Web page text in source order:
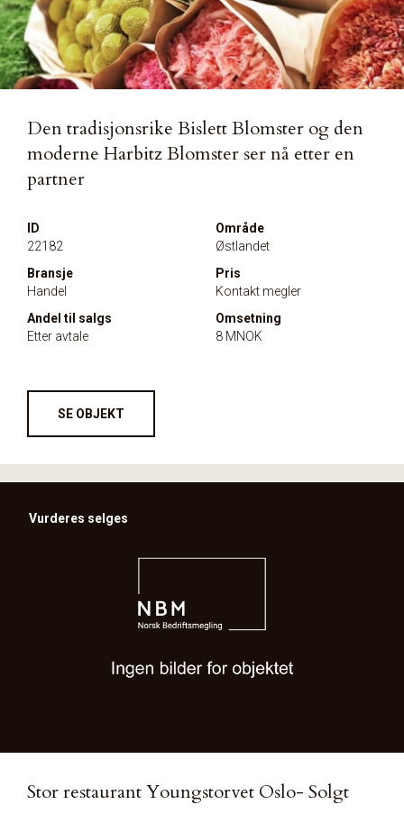
Den tradisjonsrike Bislett Blomster og den
moderne Harbitz Blomster ser nå etter en
partner
ID
22182
Område
Østlandet
Bransje
Handel
Pris
Kontakt megler
Andel til salgs
Etter avtale
Omsetning
8 MNOK
SE OBJEKT
Stor restaurant Youngstorvet Oslo- Solgt
Vurderes selges